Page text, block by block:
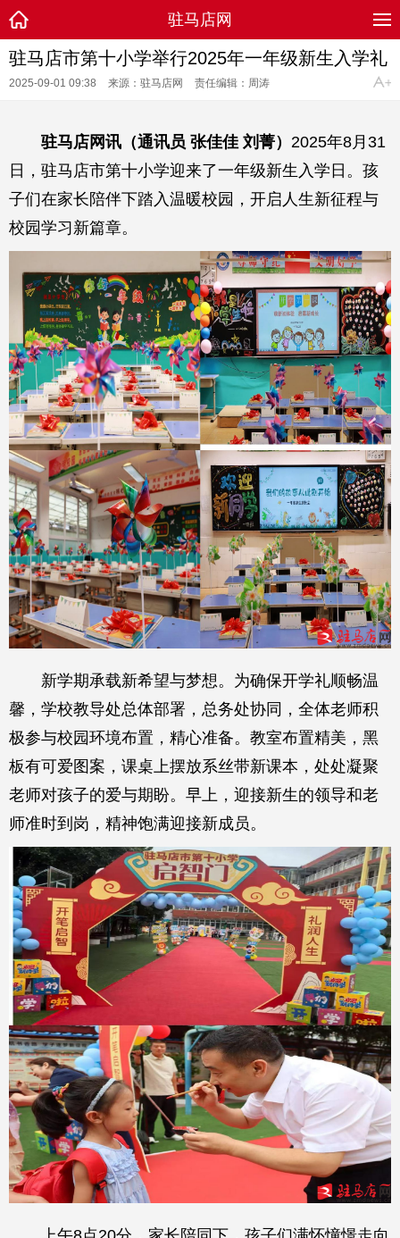
驻马店网
驻马店市第十小学举行2025年一年级新生入学礼
2025-09-01 09:38 来源：驻马店网 责任编辑：周涛
驻马店网讯（通讯员 张佳佳 刘菁） 2025年8月31
日，驻马店市第十小学迎来了一年级新生入学日。孩
子们在家长陪伴下踏入温暖校园，开启人生新征程与
校园学习新篇章。
新学期承载新希望与梦想。为确保开学礼顺畅温
馨，学校教导处总体部署，总务处协同，全体老师积
极参与校园环境布置，精心准备。教室布置精美，黑
板有可爱图案，课桌上摆放系丝带新课本，处处凝聚
老师对孩子的爱与期盼。早上，迎接新生的领导和老
师准时到岗，精神饱满迎接新成员。